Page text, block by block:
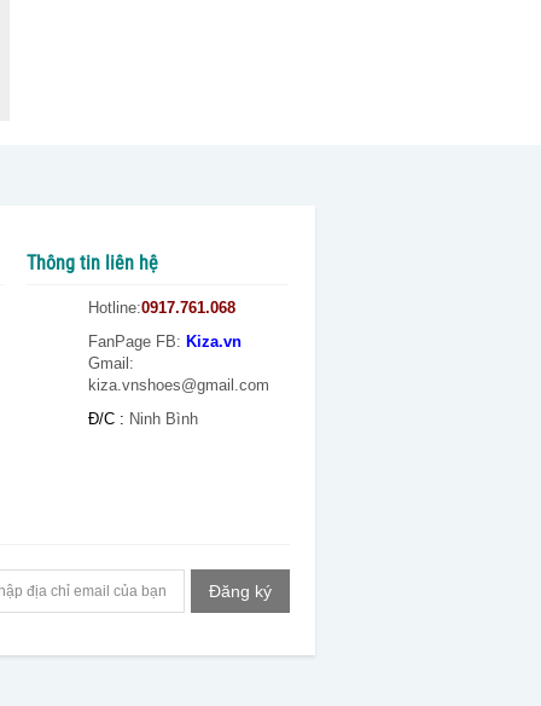
Thông tin liên hệ
Hotline:0917.761.068
FanPage FB: Kiza.vn
Gmail:
kiza.vnshoes@gmail.com
Đ/C : Ninh Bình
Đăng ký